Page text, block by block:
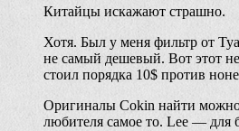
Китайцы искажают страшно.
Хотя. Был у меня фильтр от
не самый дешевый. Вот этот
стоил порядка 10$ против
Оригиналы Cokin найти
любителя самое то. Lee — для